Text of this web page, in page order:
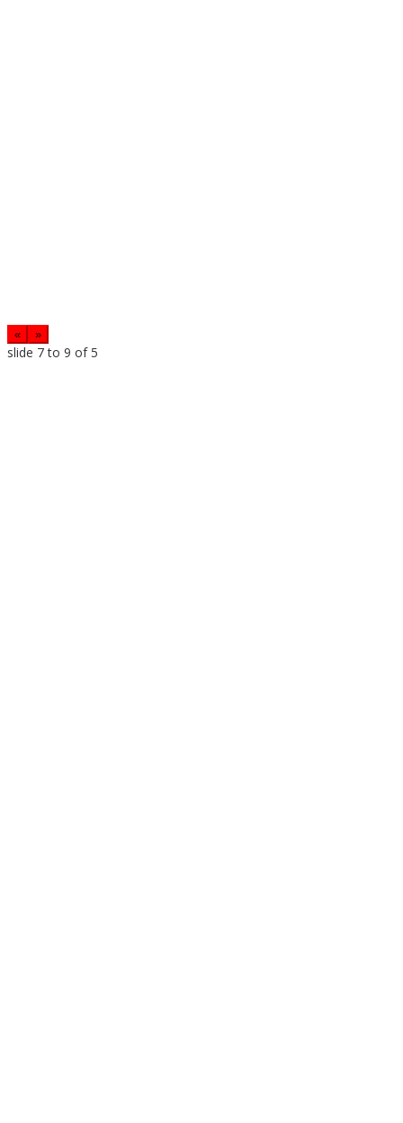
« »
slide 7 to 9 of 5